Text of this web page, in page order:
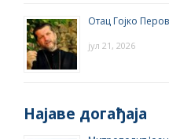
Отац Гојко
јул 21, 2026
Најаве догађаја